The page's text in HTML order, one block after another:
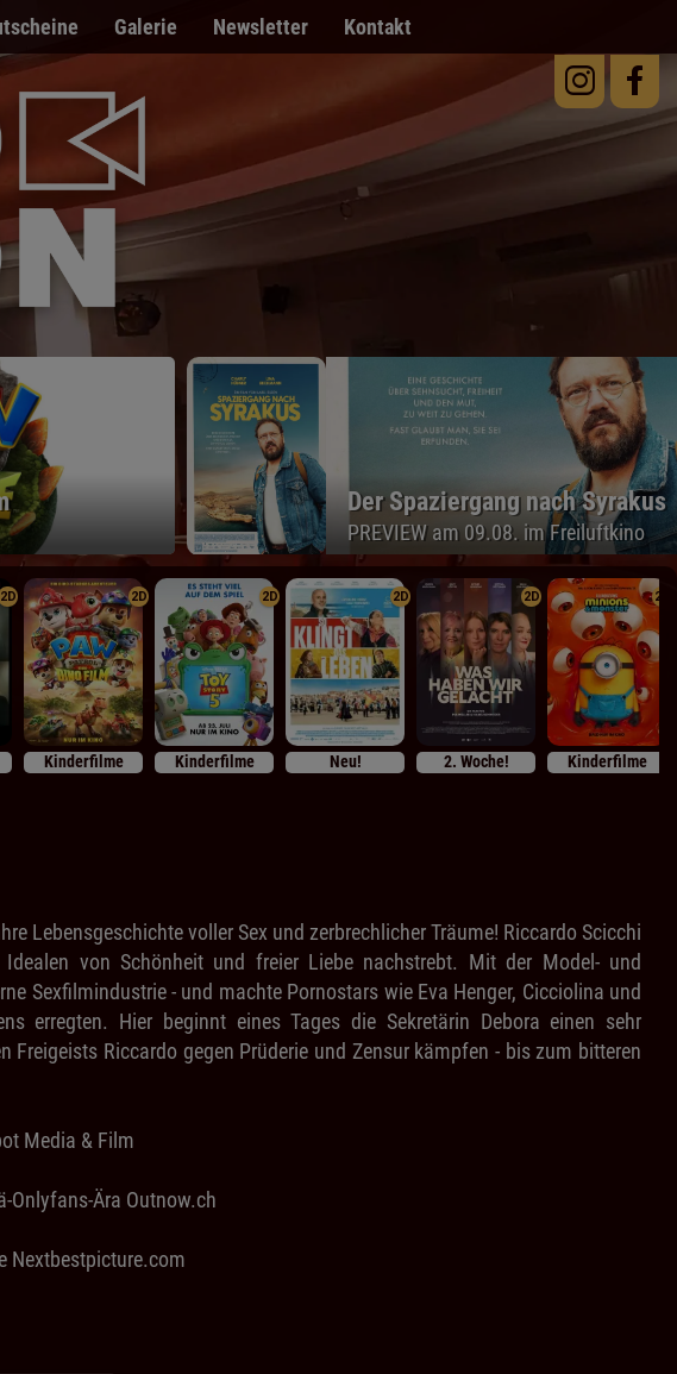
Galerie Newsletter Kontakt
Der Spaziergang nach Syrakus
PREVIEW am 09.08. im Freiluftkino
2D 2D
Kinderfilme
2D
Kinderfilme
2D
Neu!
2D
2. Woche!
2D
Kinderfilme
Lebensgeschichte voller Sex und zerbrechlicher Träume! Riccardo Scicchi
von Schönheit und freier Liebe nachstrebt. Mit der Model- und
Sexfilmindustrie - und machte Pornostars wie Eva Henger, Cicciolina und
erregten. Hier beginnt eines Tages die Sekretärin Debora einen sehr
Riccardo gegen Prüderie und Zensur kämpfen - bis zum bitteren
Media & Film
Onlyfans-Ära Outnow.ch
Nextbestpicture.com